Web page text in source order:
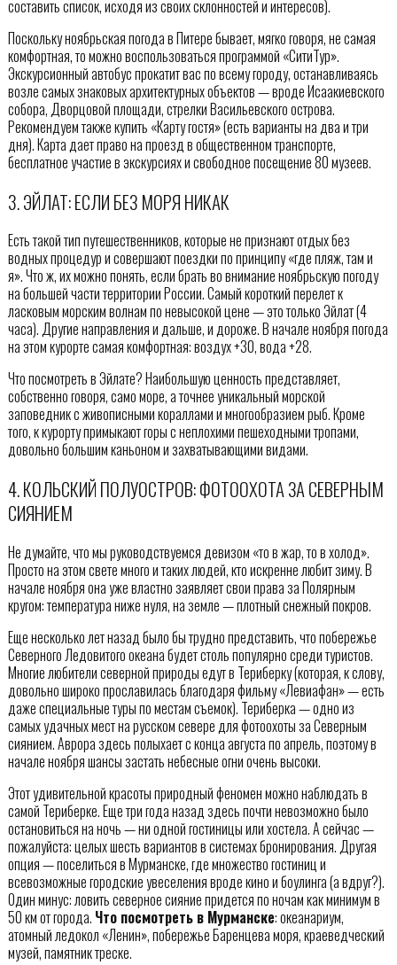
составить список, исходя из своих склонностей и интересов).
Поскольку ноябрьская погода в Питере бывает, мягко говоря, не самая
комфортная, то можно воспользоваться программой «СитиТур».
Экскурсионный автобус прокатит вас по всему городу, останавливаясь
возле самых знаковых архитектурных объектов — вроде Исаакиевского
собора, Дворцовой площади, стрелки Васильевского острова.
Рекомендуем также купить «Карту гостя» (есть варианты на два и три
дня). Карта дает право на проезд в общественном транспорте,
бесплатное участие в экскурсиях и свободное посещение 80 музеев.
3. ЭЙЛАТ: ЕСЛИ БЕЗ МОРЯ НИКАК
Есть такой тип путешественников, которые не признают отдых без
водных процедур и совершают поездки по принципу «где пляж, там и
я». Что ж, их можно понять, если брать во внимание ноябрьскую погоду
на большей части территории России. Самый короткий перелет к
ласковым морским волнам по невысокой цене — это только Эйлат (4
часа). Другие направления и дальше, и дороже. В начале ноября погода
на этом курорте самая комфортная: воздух +30, вода +28.
Что посмотреть в Эйлате? Наибольшую ценность представляет,
собственно говоря, само море, а точнее уникальный морской
заповедник с живописными кораллами и многообразием рыб. Кроме
того, к курорту примыкают горы с неплохими пешеходными тропами,
довольно большим каньоном и захватывающими видами.
4. КОЛЬСКИЙ ПОЛУОСТРОВ: ФОТООХОТА ЗА СЕВЕРНЫМ
СИЯНИЕМ
Не думайте, что мы руководствуемся девизом «то в жар, то в холод».
Просто на этом свете много и таких людей, кто искренне любит зиму. В
начале ноября она уже властно заявляет свои права за Полярным
кругом: температура ниже нуля, на земле — плотный снежный покров.
Еще несколько лет назад было бы трудно представить, что побережье
Северного Ледовитого океана будет столь популярно среди туристов.
Многие любители северной природы едут в Териберку (которая, к слову,
довольно широко прославилась благодаря фильму «Левиафан» — есть
даже специальные туры по местам съемок). Териберка — одно из
самых удачных мест на русском севере для фотоохоты за Северным
сиянием. Аврора здесь полыхает с конца августа по апрель, поэтому в
начале ноября шансы застать небесные огни очень высоки.
Этот удивительной красоты природный феномен можно наблюдать в
самой Териберке. Еще три года назад здесь почти невозможно было
остановиться на ночь — ни одной гостиницы или хостела. А сейчас —
пожалуйста: целых шесть вариантов в системах бронирования. Другая
опция — поселиться в Мурманске, где множество гостиниц и
всевозможные городские увеселения вроде кино и боулинга (а вдруг?).
Один минус: ловить северное сияние придется по ночам как минимум в
50 км от города. Что посмотреть в Мурманске: океанариум,
атомный ледокол «Ленин», побережье Баренцева моря, краеведческий
музей, памятник треске.